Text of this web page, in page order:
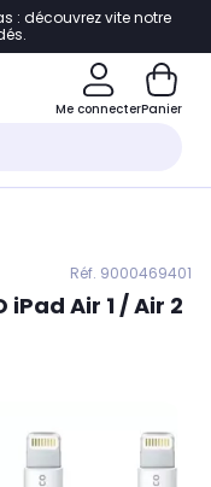
: découvrez vite notre
Me connecterPanier
Réf. 9000469401
iPad Air 1 / Air 2